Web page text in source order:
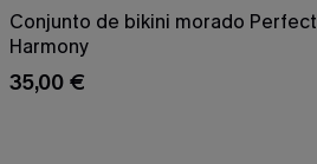
Conjunto de bikini morado Perfect
Harmony
35,00 €